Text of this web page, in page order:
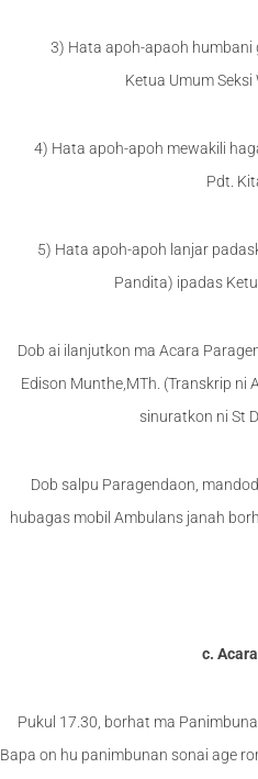
3) Hata apoh-apaoh humbani
Ketua Umum Seksi
4) Hata apoh-apoh mewakili
Pdt.
5) Hata apoh-apoh lanjar
Pandita) ipadas
Dob ai ilanjutkon ma Acara
Edison Munthe,MTh. (Transkrip ni
sinuratkon ni St
Dob salpu Paragendaon,
hubagas mobil Ambulans janah
c.
Pukul 17.30, borhat ma
Bapa on hu panimbunan sonai age